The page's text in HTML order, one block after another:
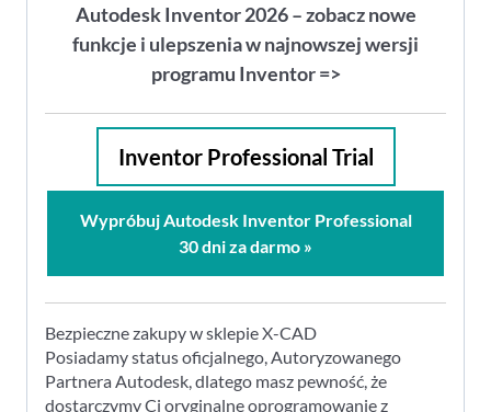
Autodesk Inventor 2026 – zobacz nowe
funkcje i ulepszenia w najnowszej wersji
programu Inventor =>
Inventor Professional Trial
Wypróbuj Autodesk Inventor Professional
30 dni za darmo »
Bezpieczne zakupy w sklepie X-CAD
Posiadamy status oficjalnego, Autoryzowanego
Partnera Autodesk, dlatego masz pewność, że
dostarczymy Ci oryginalne oprogramowanie z